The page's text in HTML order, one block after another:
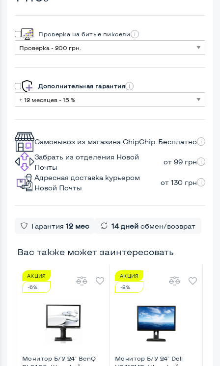
Проверка на битые пиксели
Дополнительная гарантия
Самовывоз из магазина ChipChip Бесплатно
Забрать из отделения Новой
Почты
от 99 грн
Адресная доставка курьером
Новой Почты
от 130 грн
Гарантия 12 мес 14 дней обмен/возврат
Вас также может заинтересовать
АКЦИЯ
-6%
Монитор Б/У 24" BenQ
АКЦИЯ
-8%
Монитор Б/У 24" Dell